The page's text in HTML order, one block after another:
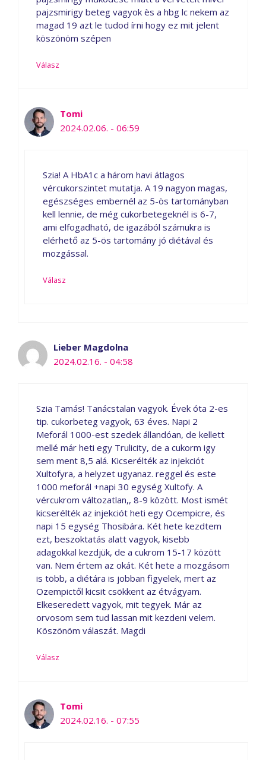
pajzsmirigy beteg vagyok ès a hbg lc nekem az
magad 19 azt le tudod írni hogy ez mit jelent
köszönöm szépen
Válasz
Tomi
2024.02.06. - 06:59
Szia! A HbA1c a három havi átlagos
vércukorszintet mutatja. A 19 nagyon magas,
egészséges embernél az 5-ös tartományban
kell lennie, de még cukorbetegeknél is 6-7,
ami elfogadható, de igazából számukra is
elérhető az 5-ös tartomány jó diétával és
mozgással.
Válasz
Lieber Magdolna
2024.02.16. - 04:58
Szia Tamás! Tanácstalan vagyok. Évek óta 2-es
tip. cukorbeteg vagyok, 63 éves. Napi 2
Meforál 1000-est szedek állandóan, de kellett
mellé már heti egy Trulicity, de a cukorm igy
sem ment 8,5 alá. Kicserélték az injekciót
Xultofyra, a helyzet ugyanaz. reggel és este
1000 meforál +napi 30 egység Xultofy. A
vércukrom változatlan,, 8-9 között. Most ismét
kicserélték az injekciót heti egy Ocempicre, és
napi 15 egység Thosibára. Két hete kezdtem
ezt, beszoktatás alatt vagyok, kisebb
adagokkal kezdjük, de a cukrom 15-17 között
van. Nem értem az okát. Két hete a mozgásom
is több, a diétára is jobban figyelek, mert az
Ozempictől kicsit csökkent az étvágyam.
Elkeseredett vagyok, mit tegyek. Már az
orvosom sem tud lassan mit kezdeni velem.
Köszönöm válaszát. Magdi
Válasz
Tomi
2024.02.16. - 07:55